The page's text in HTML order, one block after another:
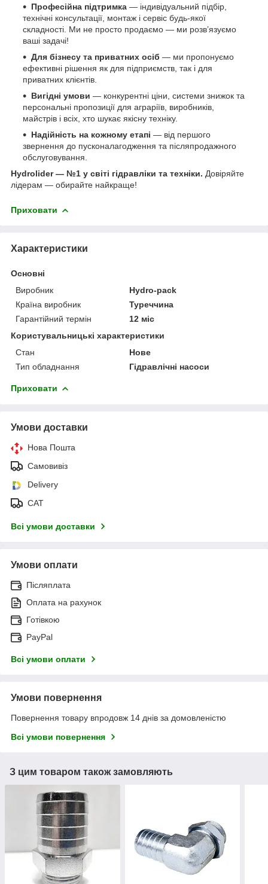
Професійна підтримка — індивідуальний підбір,
технічні консультації, монтаж і сервіс будь-якої
складності. Ми не просто продаємо — ми розв’язуємо
ваші задачі!
Для бізнесу та приватних осіб — ми пропонуємо
ефективні рішення як для підприємств, так і для
приватних клієнтів.
Вигідні умови — конкурентні ціни, системи знижок та
персональні пропозиції для аграріїв, виробників,
майстрів і всіх, хто шукає якісну техніку.
Надійність на кожному етапі — від першого
звернення до пусконалагодження та післяпродажного
обслуговування.
Hydrolider — №1 у світі гідравліки та техніки. Довіряйте
лідерам — обирайте найкраще!
Приховати
Характеристики
Основні
Виробник
Hydro-pack
Країна виробник
Туреччина
Гарантійний термін
12 міс
Користувальницькі характеристики
Стан
Нове
Тип обладнання
Гідравлічні насоси
Приховати
Умови доставки
Нова Пошта
Самовивіз
Delivery
САТ
Всі умови доставки
Умови оплати
Післяплата
Оплата на рахунок
Готівкою
PayPal
Всі умови оплати
Умови повернення
Повернення товару впродовж 14 днів за домовленістю
Всі умови повернення
З цим товаром також замовляють